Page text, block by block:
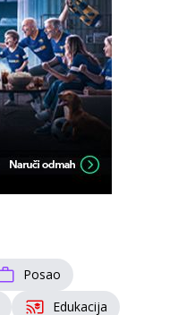
Posao
Edukacija